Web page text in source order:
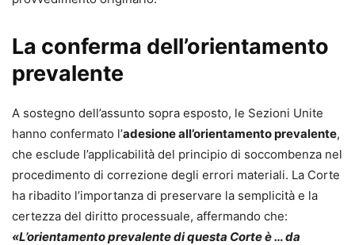
La conferma dell’orientamento
prevalente
A sostegno dell’assunto sopra esposto, le Sezioni Unite
hanno confermato l’adesione all’orientamento prevalente,
che esclude l’applicabilità del principio di soccombenza nel
procedimento di correzione degli errori materiali. La Corte
ha ribadito l’importanza di preservare la semplicità e la
certezza del diritto processuale, affermando che:
«L’orientamento prevalente di questa Corte è … da